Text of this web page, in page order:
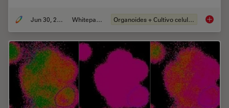
Jun 30, 2026 Whitepaper Organoides + Cultivo celular 3D